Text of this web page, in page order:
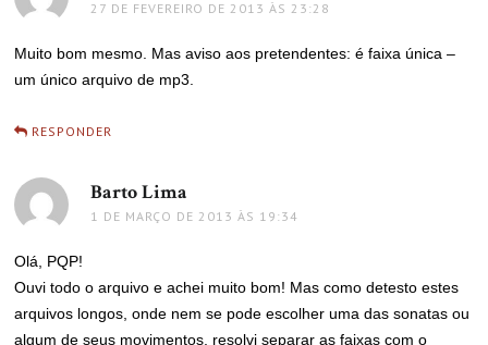
27 DE FEVEREIRO DE 2013 ÀS 23:28
Muito bom mesmo. Mas aviso aos pretendentes: é faixa única –
um único arquivo de mp3.
RESPONDER
Barto Lima
1 DE MARÇO DE 2013 ÀS 19:34
Olá, PQP!
Ouvi todo o arquivo e achei muito bom! Mas como detesto estes
arquivos longos, onde nem se pode escolher uma das sonatas ou
algum de seus movimentos, resolvi separar as faixas com o